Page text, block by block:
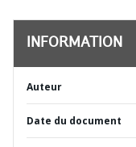
INFORMATION
Auteur
Date du document